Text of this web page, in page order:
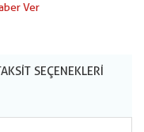
Ver
SEÇENEKLERI